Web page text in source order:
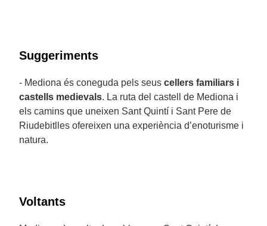
Suggeriments
- Mediona és coneguda pels seus cellers familiars i
castells medievals. La ruta del castell de Mediona i
els camins que uneixen Sant Quintí i Sant Pere de
Riudebitlles ofereixen una experiència d’enoturisme i
natura.
Voltants